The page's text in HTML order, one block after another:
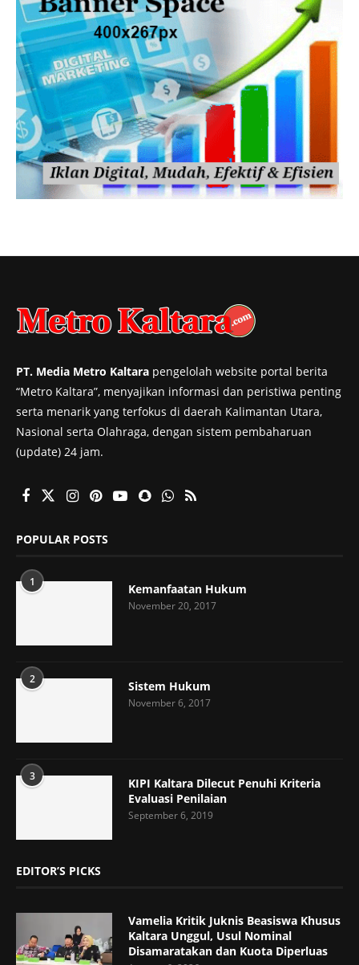
PT. Media Metro Kaltara pengelolah website portal berita
“Metro Kaltara”, menyajikan informasi dan peristiwa penting
serta menarik yang terfokus di daerah Kalimantan Utara,
Nasional serta Olahraga, dengan sistem pembaharuan
(update) 24 jam.
POPULAR POSTS
1 Kemanfaatan Hukum
November 20, 2017
2 Sistem Hukum
November 6, 2017
3
KIPI Kaltara Dilecut Penuhi Kriteria
Evaluasi Penilaian
September 6, 2019
EDITOR’S PICKS
Vamelia Kritik Juknis Beasiswa Khusus
Kaltara Unggul, Usul Nominal
Disamaratakan dan Kuota Diperluas